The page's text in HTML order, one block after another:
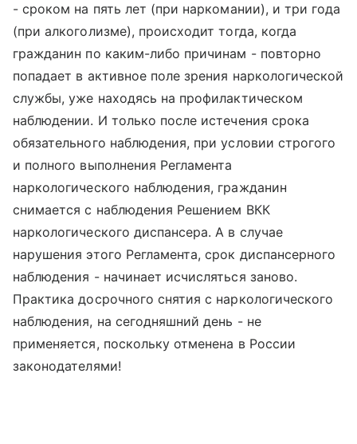
- сроком на пять лет (при наркомании), и три года
(при алкоголизме), происходит тогда, когда
гражданин по каким-либо причинам - повторно
попадает в активное поле зрения наркологической
службы, уже находясь на профилактическом
наблюдении. И только после истечения срока
обязательного наблюдения, при условии строгого
и полного выполнения Регламента
наркологического наблюдения, гражданин
снимается с наблюдения Решением ВКК
наркологического диспансера. А в случае
нарушения этого Регламента, срок диспансерного
наблюдения - начинает исчисляться заново.
Практика досрочного снятия с наркологического
наблюдения, на сегодняшний день - не
применяется, поскольку отменена в России
законодателями!